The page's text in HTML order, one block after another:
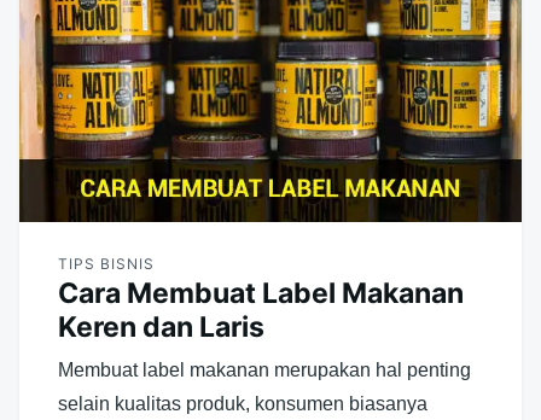
TIPS BISNIS
Cara Membuat Label Makanan
Keren dan Laris
Membuat label makanan merupakan hal penting
selain kualitas produk, konsumen biasanya